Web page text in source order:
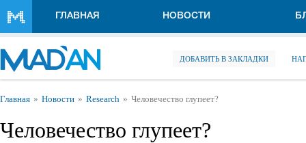
ГЛАВНАЯ НОВОСТИ
ДОБАВИТЬ В ЗАКЛАДКИ
Вы здесь
Главная Новости Research Человечество глупеет?
Человечество глупеет?